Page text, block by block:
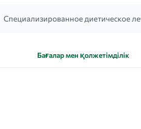
Специализированное диетическое
Бағалар мен қолжетімділік